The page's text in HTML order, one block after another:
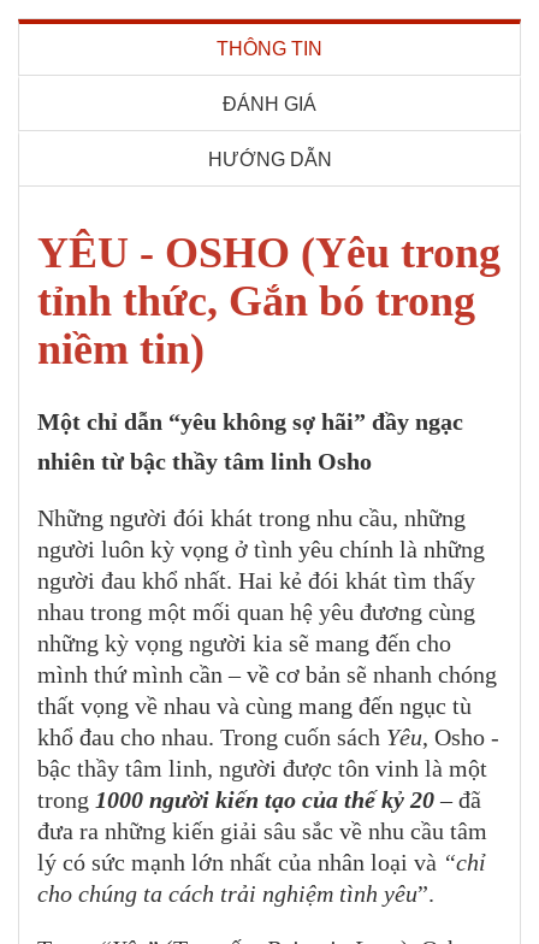
THÔNG TIN
ĐÁNH GIÁ
HƯỚNG DẪN
YÊU - OSHO (Yêu trong
tỉnh thức, Gắn bó trong
niềm tin)
Một chỉ dẫn “yêu không sợ hãi” đầy ngạc
nhiên từ bậc thầy tâm linh Osho
Những người đói khát trong nhu cầu, những
người luôn kỳ vọng ở tình yêu chính là những
người đau khổ nhất. Hai kẻ đói khát tìm thấy
nhau trong một mối quan hệ yêu đương cùng
những kỳ vọng người kia sẽ mang đến cho
mình thứ mình cần – về cơ bản sẽ nhanh chóng
thất vọng về nhau và cùng mang đến ngục tù
khổ đau cho nhau. Trong cuốn sách Yêu, Osho -
bậc thầy tâm linh, người được tôn vinh là một
trong 1000 người kiến tạo của thế kỷ 20– đã
đưa ra những kiến giải sâu sắc về nhu cầu tâm
lý có sức mạnh lớn nhất của nhân loại và “chỉ
cho chúng ta cách trải nghiệm tình yêu”.